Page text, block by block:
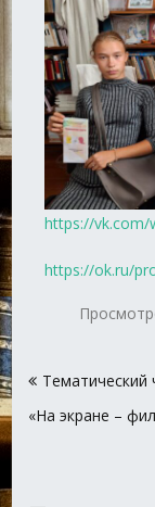
https://vk.com/
https://ok.ru/
по
записям
«На экране –